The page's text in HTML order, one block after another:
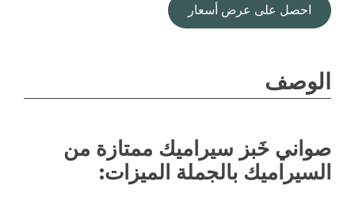
احصل على عرض أسعار
الوصف
صواني خَبز سيراميك ممتازة من
السيراميك بالجملة الميزات: